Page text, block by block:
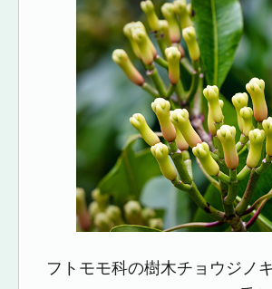
フトモモ科の樹木チョウジノ